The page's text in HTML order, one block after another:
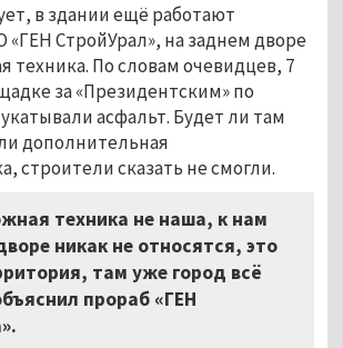
в здании ещё работают
СтройУрал», на заднем дворе
техника. По словам очевидцев, 7
за «Президентским» по
асфальт. Будет ли там
дополнительная
строители сказать не смогли.
техника не наша, к нам
никак не относятся, это
там уже город всё
прораб «ГЕН